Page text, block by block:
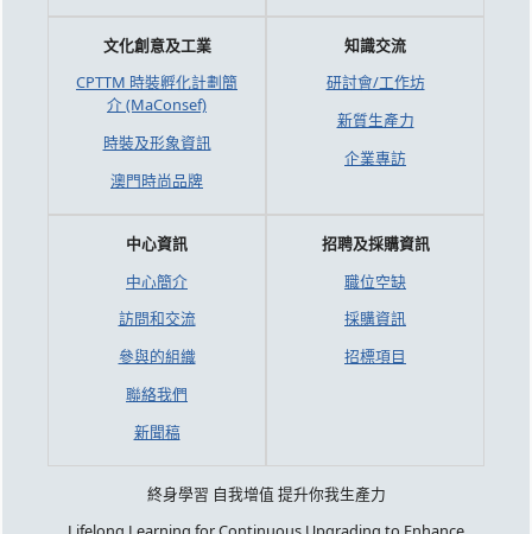
文化創意及工業
CPTTM 時裝孵化計劃簡
介 (MaConsef)
時裝及形象資訊
澳門時尚品牌
知識交流
研討會/工作坊
新質生產力
企業專訪
中心資訊
中心簡介
訪問和交流
參與的組織
聯絡我們
新聞稿
招聘及採購資訊
職位空缺
採購資訊
招標項目
終身學習 自我增值 提升你我生產力